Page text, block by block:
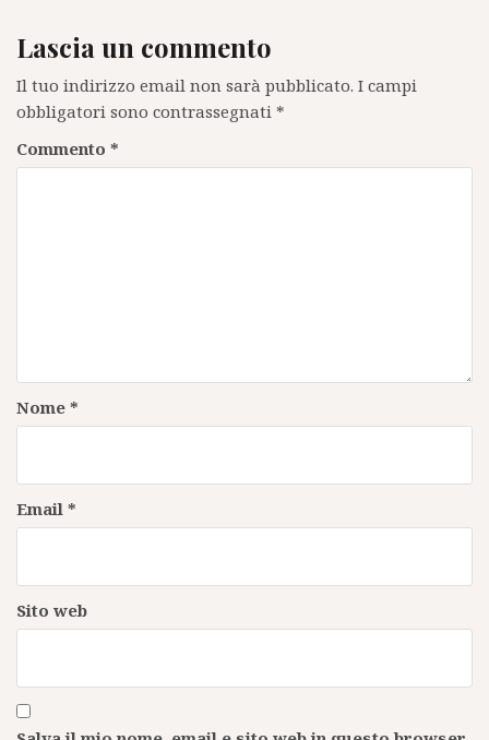
Lascia un commento
Il tuo indirizzo email non sarà pubblicato. I campi
obbligatori sono contrassegnati *
Commento *
Nome *
Email *
Sito web